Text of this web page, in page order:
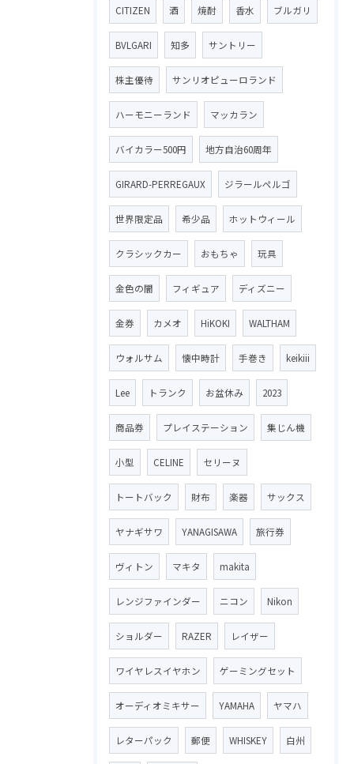
CITIZEN 酒 焼酎 香水 ブルガリ
BVLGARI 知多 サントリー
株主優待 サンリオピューロランド
ハーモニーランド マッカラン
バイカラー500円 地方自治60周年
GIRARD-PERREGAUX ジラールペルゴ
世界限定品 希少品 ホットウィール
クラシックカー おもちゃ 玩具
金色の闇 フィギュア ディズニー
金券 カメオ HiKOKI WALTHAM
ウォルサム 懐中時計 手巻き keikiii
Lee トランク お盆休み 2023
商品券 プレイステーション 集じん機
小型 CELINE セリーヌ
トートバック 財布 楽器 サックス
ヤナギサワ YANAGISAWA 旅行券
ヴィトン マキタ makita
レンジファインダー ニコン Nikon
ショルダー RAZER レイザー
ワイヤレスイヤホン ゲーミングセット
オーディオミキサー YAMAHA ヤマハ
レターパック 郵便 WHISKEY 白州